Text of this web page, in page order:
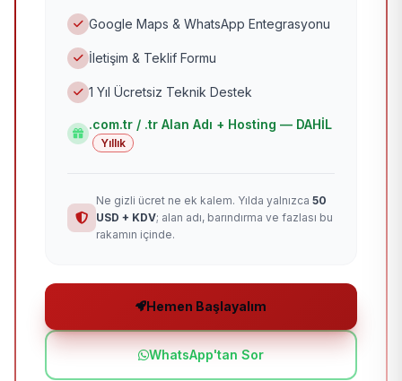
Google Maps & WhatsApp Entegrasyonu
İletişim & Teklif Formu
1 Yıl Ücretsiz Teknik Destek
.com.tr / .tr Alan Adı + Hosting — DAHİL
Yıllık
Ne gizli ücret ne ek kalem. Yılda yalnızca 50
USD + KDV; alan adı, barındırma ve fazlası bu
rakamın içinde.
Hemen Başlayalım
WhatsApp'tan Sor